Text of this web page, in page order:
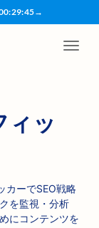
:29:44→
ィッ
カーでSEO戦略
を監視・分析
にコンテンツを